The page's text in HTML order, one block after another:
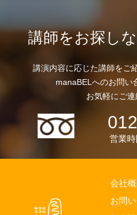
講師をお探し
講演内容に応じた講師をご
manaBELへのお問い
お気軽にご連
営業
会社
お問